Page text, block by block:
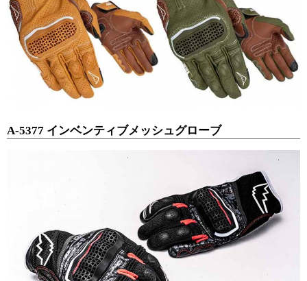
A-5377 インベンティブメッシュグローブ